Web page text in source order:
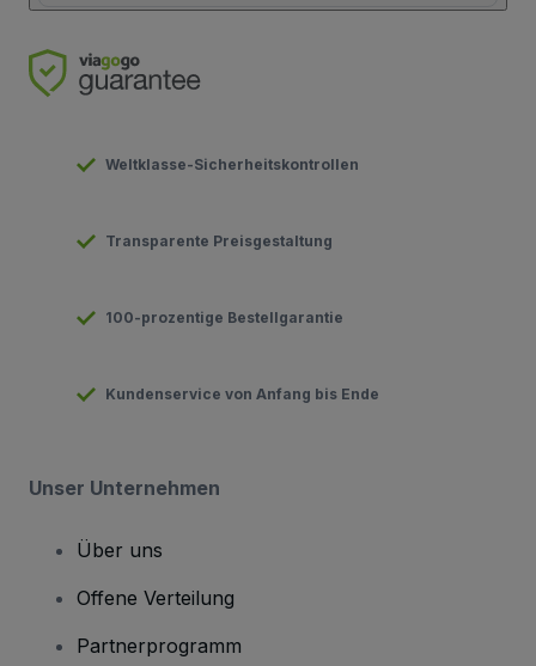
Weltklasse-Sicherheitskontrollen
Transparente Preisgestaltung
100-prozentige Bestellgarantie
Kundenservice von Anfang bis Ende
Unser Unternehmen
Über uns
Offene Verteilung
Partnerprogramm